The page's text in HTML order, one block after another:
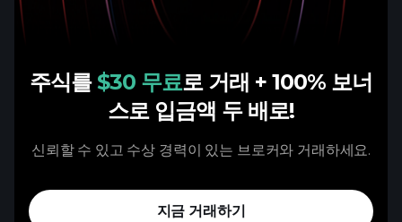
주식를 $30 무료로 거래 + 100% 보너
스로 입금액 두 배로!
신뢰할 수 있고 수상 경력이 있는 브로커와 거래하세요.
지금 거래하기